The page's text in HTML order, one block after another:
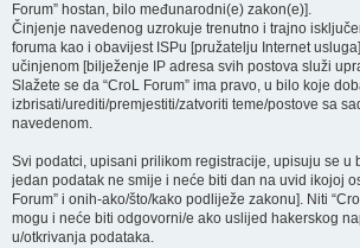
Forum” hostan, bilo međunarodni(e) zakon(e)].
Činjenje navedenog uzrokuje trenutno i trajno
foruma kao i obavijest ISPu [pružatelju Internet
učinjenom [bilježenje IP adresa svih postova služi
Slažete se da “CroL Forum” ima pravo, u bilo koje
izbrisati/urediti/premjestiti/zatvoriti teme/postove sa
navedenom.
Svi podatci, upisani prilikom registracije, upisuju se u
jedan podatak ne smije i neće biti dan na uvid ikojoj
Forum” i onih-ako/što/kako podliježe zakonu]. Niti
mogu i neće biti odgovorni/e ako uslijed hakerskog
u/otkrivanja podataka.